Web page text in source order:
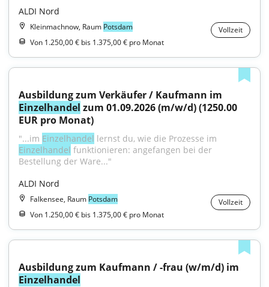
ALDI Nord
Kleinmachnow, Raum Potsdam
Vollzeit
Von 1.250,00 € bis 1.375,00 € pro Monat
Einzelhandel zum 01.09.2026 (m/w/d) (1250.00
EUR pro Monat)
"...im Einzelhandel
Einzelhandel funktionieren: angefangen bei der
Bestellung der Ware..."
ALDI Nord
Falkensee, Raum Potsdam
Vollzeit
Von 1.250,00 € bis 1.375,00 € pro Monat
Einzelhandel